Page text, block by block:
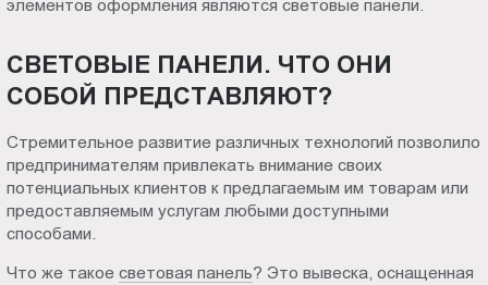
в
Чите
элементов оформления являются световые панели.
СВЕТОВЫЕ ПАНЕЛИ. ЧТО ОНИ
СОБОЙ ПРЕДСТАВЛЯЮТ?
Стремительное развитие различных технологий позволило
предпринимателям привлекать внимание своих
потенциальных клиентов к предлагаемым им товарам или
предоставляемым услугам любыми доступными
способами.
Что же такоесветовая панель? Это вывеска, оснащенная
18.00
Сб.,
выходной